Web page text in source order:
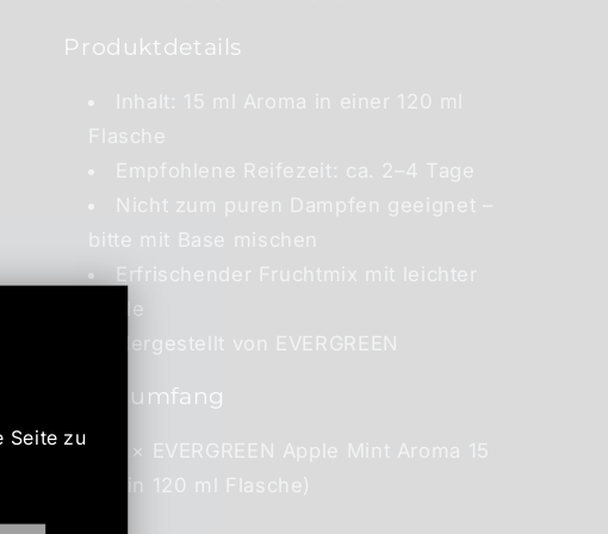
Produktdetails
Inhalt: 15 ml Aroma in einer 120 ml
Flasche
Empfohlene Reifezeit: ca. 2–4 Tage
Nicht zum puren Dampfen geeignet –
bitte mit Base mischen
Erfrischender Fruchtmix mit leichter
Kühle
Hergestellt von EVERGREEN
Lieferumfang
1 × EVERGREEN Apple Mint Aroma 15
ml (in 120 ml Flasche)
Seite zu